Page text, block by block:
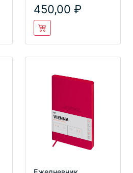
"Vivella Presti
450,00